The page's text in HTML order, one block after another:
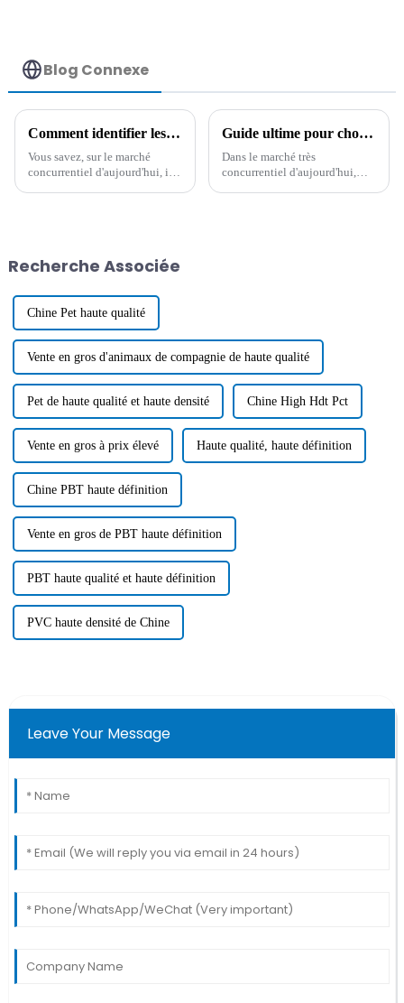
Blog Connexe
Comment identifier les fournisseurs de qualité pour les meilleurs produits antistatiques haute température sur un marché concurrentiel
Vous savez, sur le marché
concurrentiel d'aujourd'hui, il
Guide ultime pour choisir le bon additif hydrophobe pour vos produits
Dans le marché très
concurrentiel d'aujourd'hui,
Recherche Associée
Chine Pet haute qualité
Vente en gros d'animaux de compagnie de haute qualité
Pet de haute qualité et haute densité Chine High Hdt Pct
Vente en gros à prix élevé Haute qualité, haute définition
Chine PBT haute définition
Vente en gros de PBT haute définition
PBT haute qualité et haute définition
PVC haute densité de Chine
Leave Your Message